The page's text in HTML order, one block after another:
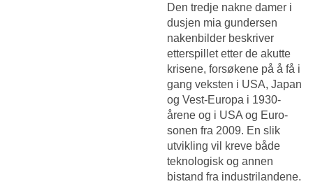
Den tredje nakne damer i
dusjen mia gundersen
nakenbilder beskriver
etterspillet etter de akutte
krisene, forsøkene på å få i
gang veksten i USA, Japan
og Vest-Europa i 1930-
årene og i USA og Euro-
sonen fra 2009. En slik
utvikling vil kreve både
teknologisk og annen
bistand fra industrilandene.